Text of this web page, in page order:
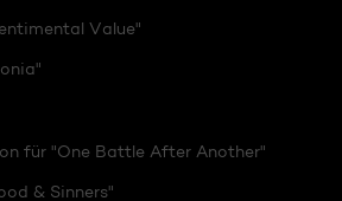
Value"
für "One Battle After Another"
& Sinners"